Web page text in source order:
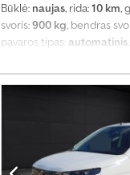
Būklė: naujas, rida:10 km,
svoris:900 kg, bendras
pavaros tipas: automatinis
2026, Įranga:ABS, borto
navigacijos sistema,
suodžių filtras, sėdynės